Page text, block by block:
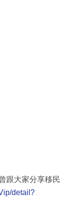
跟大家分享移民
detail?